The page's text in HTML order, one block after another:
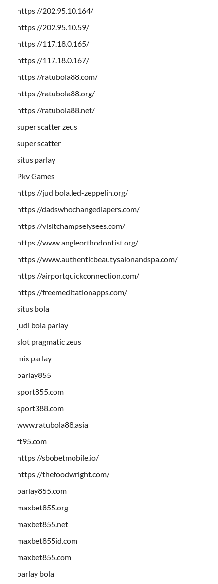
https://202.95.10.164/
https://202.95.10.59/
https://117.18.0.165/
https://117.18.0.167/
https://ratubola88.com/
https://ratubola88.org/
https://ratubola88.net/
super scatter zeus
super scatter
situs parlay
Pkv Games
https://judibola.led-zeppelin.org/
https://dadswhochangediapers.com/
https://visitchampselysees.com/
https://www.angleorthodontist.org/
https://www.authenticbeautysalonandspa.com/
https://airportquickconnection.com/
https://freemeditationapps.com/
situs bola
judi bola parlay
slot pragmatic zeus
mix parlay
parlay855
sport855.com
sport388.com
www.ratubola88.asia
ft95.com
https://sbobetmobile.io/
https://thefoodwright.com/
parlay855.com
maxbet855.org
maxbet855.net
maxbet855id.com
maxbet855.com
parlay bola